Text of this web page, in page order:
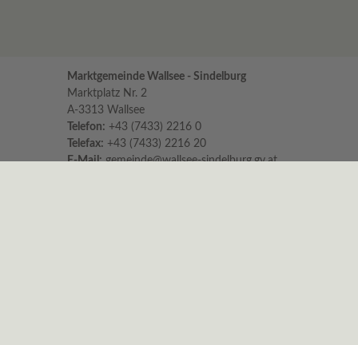
Marktgemeinde Wallsee - Sindelburg
Marktplatz Nr. 2
A-3313 Wallsee
Telefon: +43 (7433) 2216 0
Telefax: +43 (7433) 2216 20
E-Mail: gemeinde@wallsee-sindelburg.gv.at